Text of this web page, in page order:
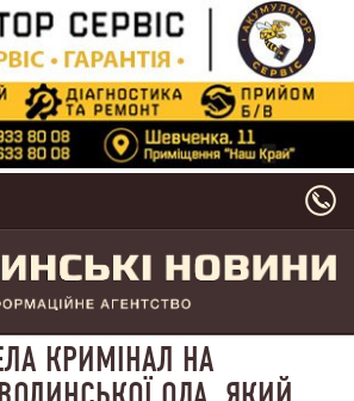
КРИМІНАЛ НА